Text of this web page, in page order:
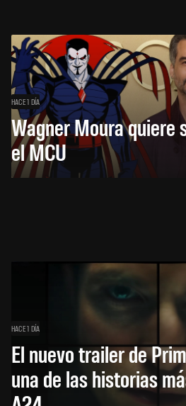
HACE 1 DÍA
Wagner Moura quiere
el MCU
HACE 1 DÍA
El nuevo trailer de
una de las historias